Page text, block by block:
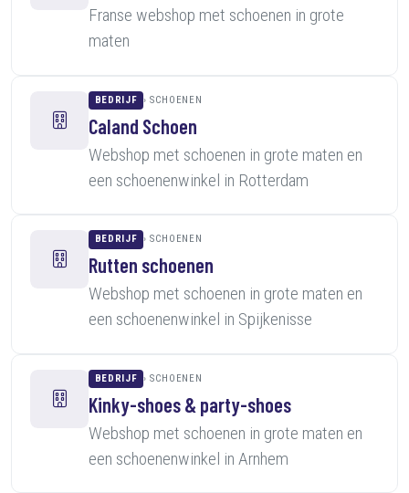
Franse webshop met schoenen in grote
maten
BEDRIJF SCHOENEN
Caland Schoen
Webshop met schoenen in grote maten en
een schoenenwinkel in Rotterdam
BEDRIJF SCHOENEN
Rutten schoenen
Webshop met schoenen in grote maten en
een schoenenwinkel in Spijkenisse
BEDRIJF SCHOENEN
Kinky-shoes & party-shoes
Webshop met schoenen in grote maten en
een schoenenwinkel in Arnhem